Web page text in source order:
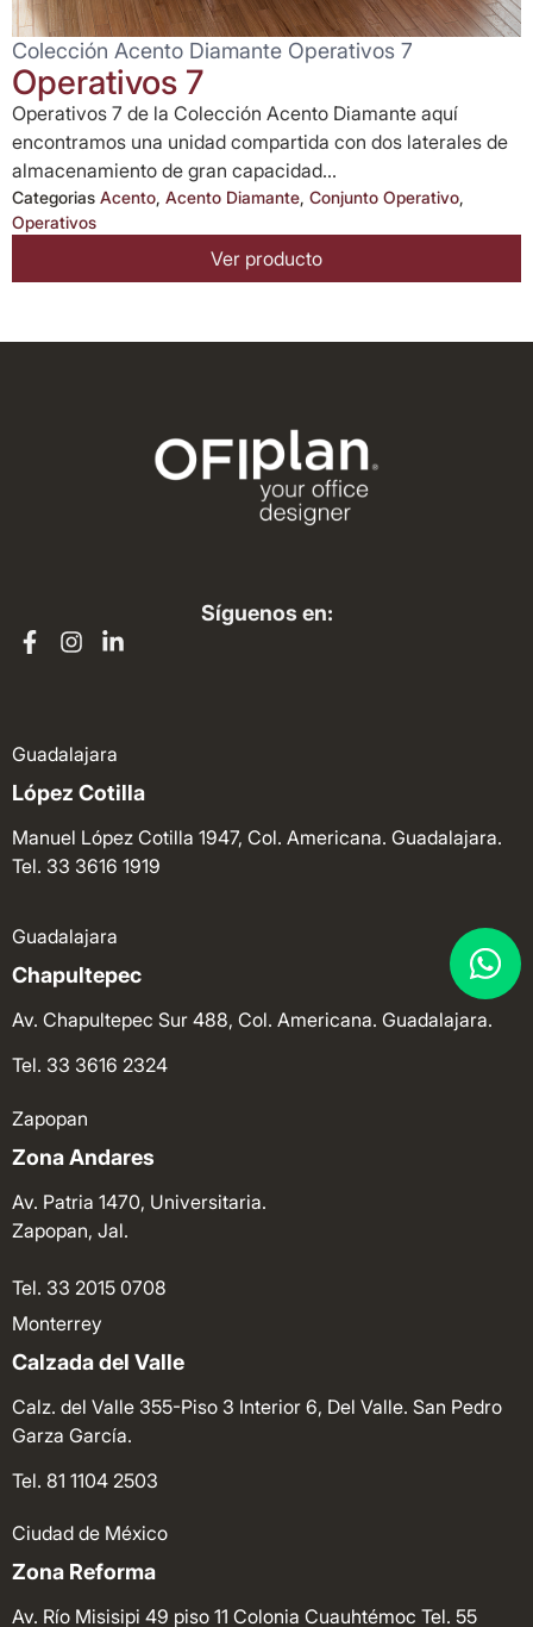
Colección Acento Diamante Operativos 7
Operativos 7
Operativos 7 de la Colección Acento Diamante aquí
encontramos una unidad compartida con dos laterales de
almacenamiento de gran capacidad...
Categorias Acento, Acento Diamante, Conjunto Operativo,
Operativos
Ver producto
Síguenos en:
Guadalajara
López Cotilla
Manuel López Cotilla 1947, Col. Americana. Guadalajara.
Tel. 33 3616 1919
Guadalajara
Chapultepec
Av. Chapultepec Sur 488, Col. Americana. Guadalajara.
Tel. 33 3616 2324
Zapopan
Zona Andares
Av. Patria 1470, Universitaria.
Zapopan, Jal.
Tel. 33 2015 0708
Monterrey
Calzada del Valle
Calz. del Valle 355-Piso 3 Interior 6, Del Valle. San Pedro
Garza García.
Tel. 81 1104 2503
Ciudad de México
Zona Reforma
Av. Río Misisipi 49 piso 11 Colonia Cuauhtémoc Tel. 55